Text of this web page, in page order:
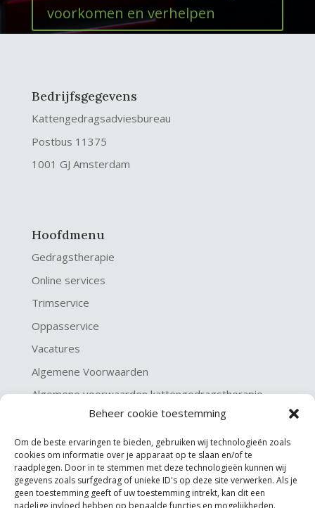
Beheer cookie toestemming
Om de beste ervaringen te bieden, gebruiken wij technologieën zoals
cookies om informatie over je apparaat op te slaan en/of te
raadplegen. Door in te stemmen met deze technologieën kunnen wij
gegevens zoals surfgedrag of unieke ID's op deze site verwerken. Als je
geen toestemming geeft of uw toestemming intrekt, kan dit een
nadelige invloed hebben op bepaalde functies en mogelijkheden.
voorkomen en verhelpen
Bedrijfsgegevens
Kattengedragsadviesbureau
Postbus 11375
1001 GJ Amsterdam
Hoofdmenu
Gedragstherapie
Online services
Trimservice
Oppasservice
Vacatures
Algemene Voorwaarden
Algemene voorwaarden kattengedragstherapie
Privacy verklaring
Disclaimer & Copyright